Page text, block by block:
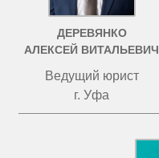
ДЕРЕВЯНКО
АЛЕКСЕЙ ВИТАЛЬЕВИЧ
Ведущий юрист
г. Уфа